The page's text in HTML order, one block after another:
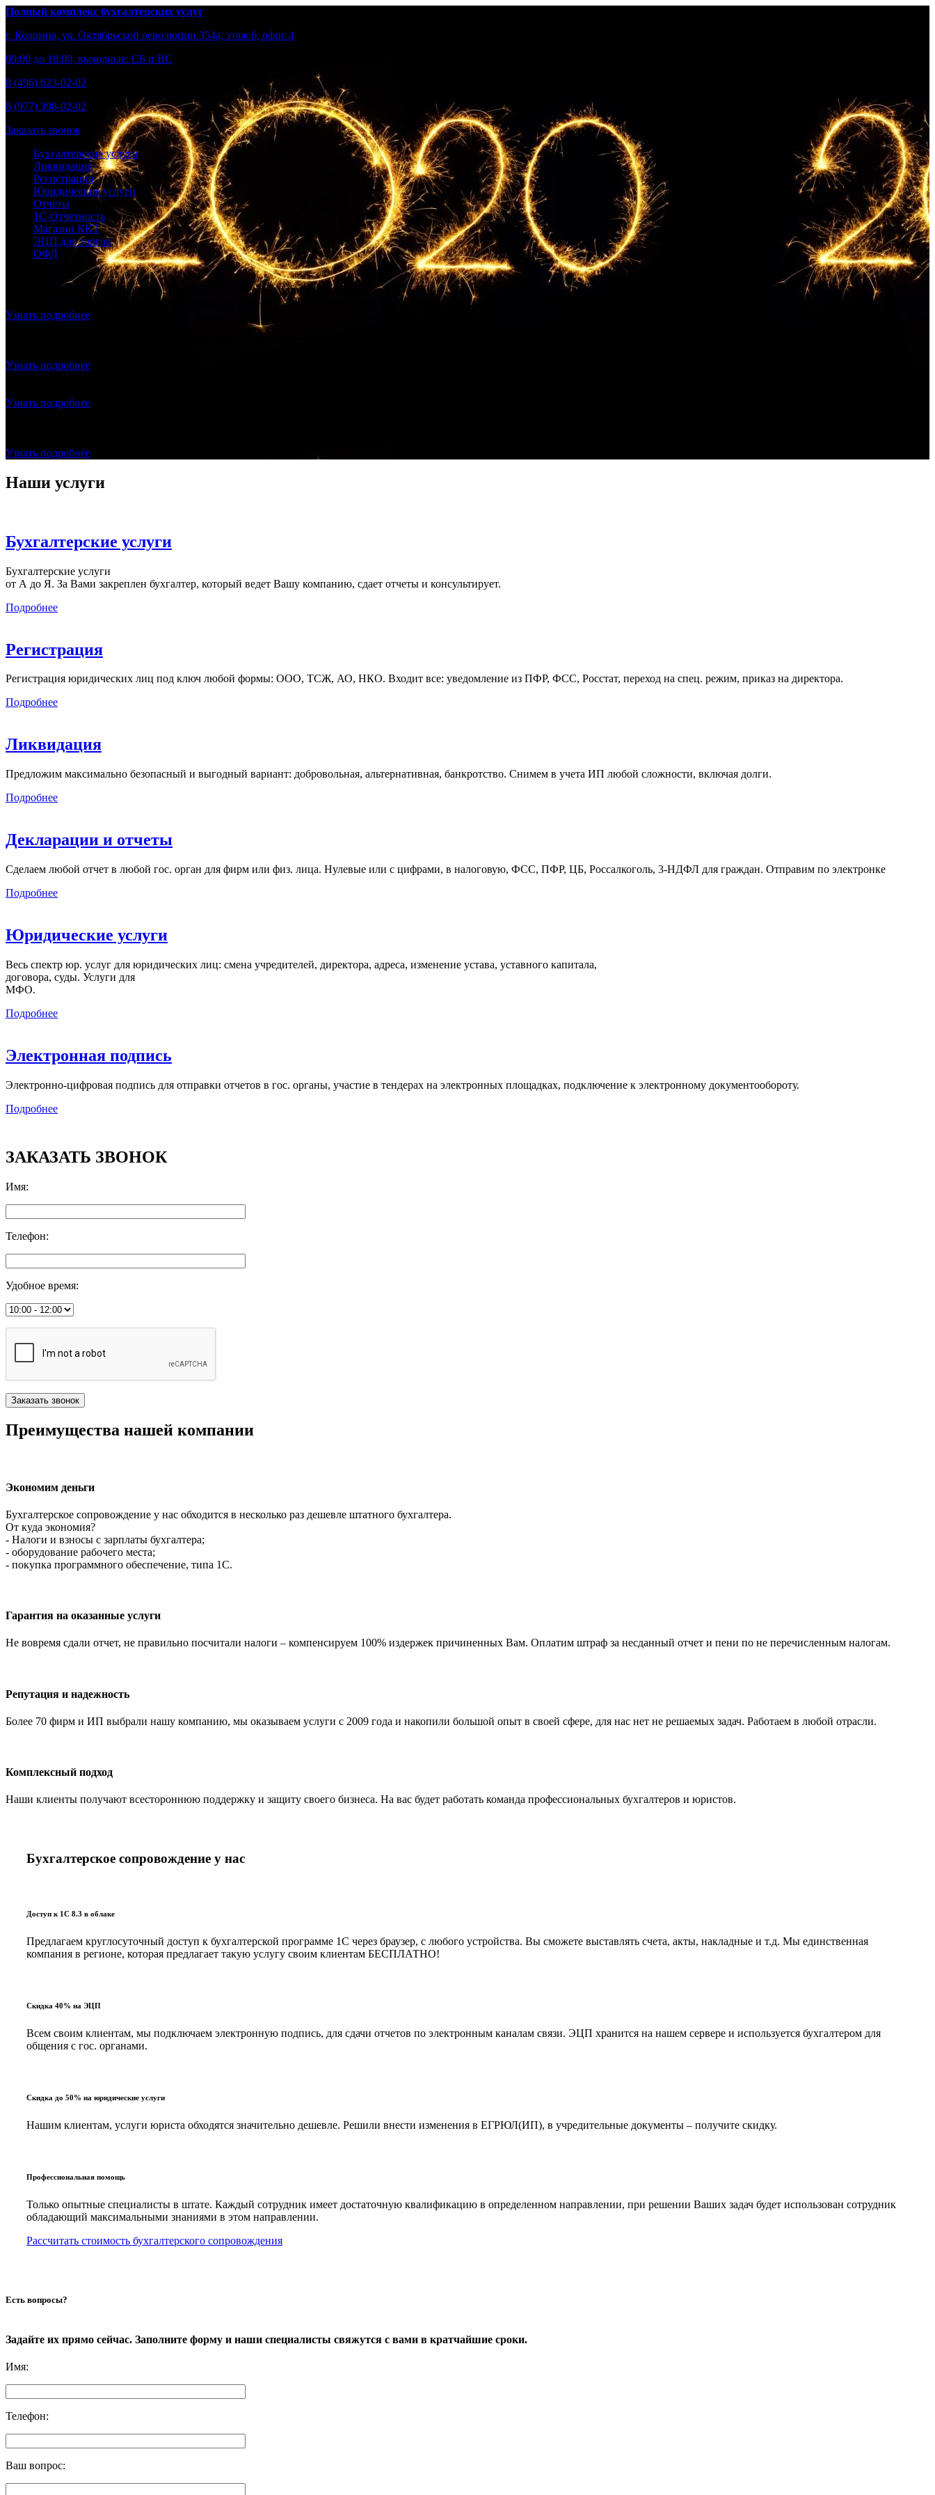
Полный комплекс бухгалтерских услуг
г. Коломна, ул. Октябрьской революции 354а, этаж 6, офис 4
09:00 до 18:00, выходные: СБ и ВС
8 (496) 623-02-02
8 (977) 398-02-02
Заказать звонок
Бухгалтерские услуги
Ликвидация
Регистрация
Юридические услуги
Отчеты
1С-Отчетность
Магазин ККТ
ЭЦП для торгов
ОФД
Берем бухгалтерию и общение с налоговой на себя, вы – развивайте бизнес.
Получите доступ к бухгалтерской программе за 1 минуту и выставляете счета. Делайте акты, накладные, создавайте прайс лист.
Узнать подробнее
Узнать подробнее
Узнать подробнее
Узнать подробнее
Наши услуги
Бухгалтерские услуги
Бухгалтерские услуги
от А до Я. За Вами закреплен бухгалтер, который ведет Вашу компанию, сдает отчеты и консультирует.
Подробнее
Регистрация
Регистрация юридических лиц под ключ любой формы: ООО, ТСЖ, АО, НКО. Входит все: уведомление из ПФР, ФСС, Росстат, переход на спец. режим, приказ на директора.
Подробнее
Ликвидация
Предложим максимально безопасный и выгодный вариант: добровольная, альтернативная, банкротство. Снимем в учета ИП любой сложности, включая долги.
Подробнее
Декларации и отчеты
Сделаем любой отчет в любой гос. орган для фирм или физ. лица. Нулевые или с цифрами, в налоговую, ФСС, ПФР, ЦБ, Россалкоголь, 3-НДФЛ для граждан. Отправим по электронке
Подробнее
Юридические услуги
Весь спектр юр. услуг для юридических лиц: смена учредителей, директора, адреса, изменение устава, уставного капитала,
договора, суды. Услуги для
МФО.
Подробнее
Электронная подпись
Электронно-цифровая подпись для отправки отчетов в гос. органы, участие в тендерах на электронных площадках, подключение к электронному документообороту.
Подробнее
ЗАКАЗАТЬ ЗВОНОК
Имя:
Телефон:
Удобное время:
Преимущества нашей компании
Экономим деньги
Бухгалтерское сопровождение у нас обходится в несколько раз дешевле штатного бухгалтера.
От куда экономия?
- Налоги и взносы с зарплаты бухгалтера;
- оборудование рабочего места;
- покупка программного обеспечение, типа 1С.
Гарантия на оказанные услуги
Не вовремя сдали отчет, не правильно посчитали налоги – компенсируем 100% издержек причиненных Вам. Оплатим штраф за несданный отчет и пени по не перечисленным налогам.
Репутация и надежность
Более 70 фирм и ИП выбрали нашу компанию, мы оказываем услуги с 2009 года и накопили большой опыт в своей сфере, для нас нет не решаемых задач. Работаем в любой отрасли.
Комплексный подход
Наши клиенты получают всестороннюю поддержку и защиту своего бизнеса. На вас будет работать команда профессиональных бухгалтеров и юристов.
Бухгалтерское сопровождение у нас
Доступ к 1С 8.3 в облаке
Предлагаем круглосуточный доступ к бухгалтерской программе 1С через браузер, с любого устройства. Вы сможете выставлять счета, акты, накладные и т.д. Мы единственная
компания в регионе, которая предлагает такую услугу своим клиентам БЕСПЛАТНО!
Скидка 40% на ЭЦП
Всем своим клиентам, мы подключаем электронную подпись, для сдачи отчетов по электронным каналам связи. ЭЦП хранится на нашем сервере и используется бухгалтером для
общения с гос. органами.
Скидка до 50% на юридические услуги
Нашим клиентам, услуги юриста обходятся значительно дешевле. Решили внести изменения в ЕГРЮЛ(ИП), в учредительные документы – получите скидку.
Профессиональная помощь
Только опытные специалисты в штате. Каждый сотрудник имеет достаточную квалификацию в определенном направлении, при решении Ваших задач будет использован сотрудник
обладающий максимальными знаниями в этом направлении.
Рассчитать стоимость бухгалтерского сопровождения
Есть вопросы?
Задайте их прямо сейчас. Заполните форму и наши специалисты свяжутся с вами в кратчайшие сроки.
Имя:
Телефон:
Ваш вопрос: